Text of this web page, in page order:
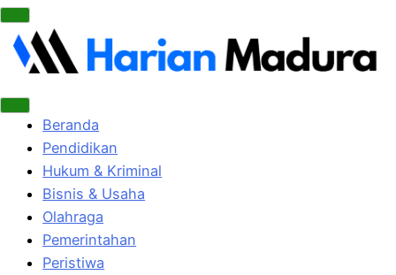
Beranda
Pendidikan
Hukum & Kriminal
Bisnis & Usaha
Olahraga
Pemerintahan
Peristiwa